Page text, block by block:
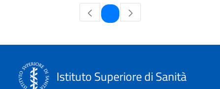
Pagina
Istituto Superiore di Sanità